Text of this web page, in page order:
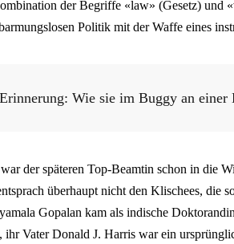
der Begriffe «law» (Gesetz) und
Politik mit der Waffe eines
Wie sie im Buggy an einer
der späteren Top-Beamtin schon in die
überhaupt nicht den Klischees, die
Gopalan kam als indische
ihr Vater Donald J. Harris war ein